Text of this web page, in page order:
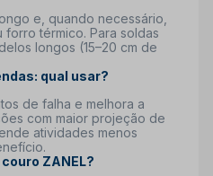
e, quando necessário,
térmico. Para soldas
longos (15–20 cm de
qual usar?
de falha e melhora a
com maior projeção de
atividades menos
ZANEL?